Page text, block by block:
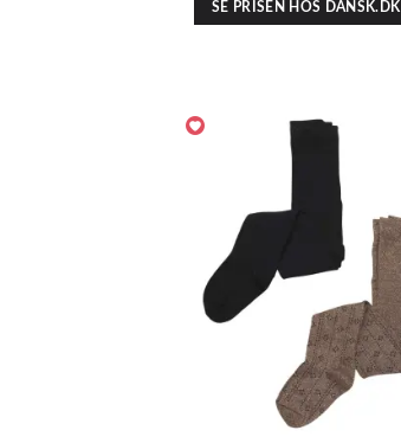
SE PRISEN HOS DANSK.DK